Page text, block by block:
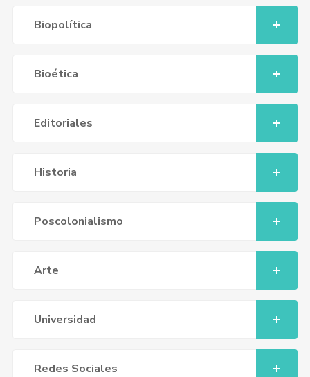
Biopolítica
Bioética
Editoriales
Historia
Poscolonialismo
Arte
Universidad
Redes Sociales